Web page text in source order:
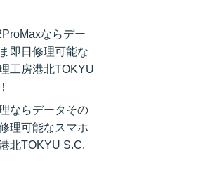
ならデー
即日修理可能な
工房港北TOKYU
ならデータその
理可能なスマホ
北TOKYU S.C.